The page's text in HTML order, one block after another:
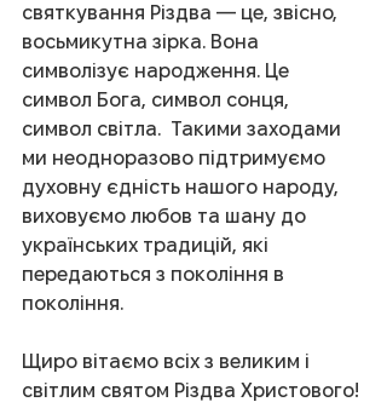
святкування Різдва — це, звісно,
восьмикутна зірка. Вона
символізує народження. Це
символ Бога, символ сонця,
символ світла.  Такими заходами
ми неодноразово підтримуємо
духовну єдність нашого народу,
виховуємо любов та шану до
українських традицій, які
передаються з покоління в
покоління.
Щиро вітаємо всіх з великим і
світлим святом Різдва Христового!